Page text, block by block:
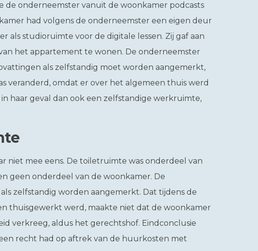
de onderneemster vanuit de woonkamer podcasts
had volgens de onderneemster een eigen deur
als studioruimte voor de digitale lessen. Zij gaf aan
het appartement te wonen. De onderneemster
als zelfstandig moet worden aangemerkt,
veranderd, omdat er over het algemeen thuis werd
haar geval dan ook een zelfstandige werkruimte,
niet mee eens. De toiletruimte was onderdeel van
geen onderdeel van de woonkamer. De
zelfstandig worden aangemerkt. Dat tijdens de
thuisgewerkt werd, maakte niet dat de woonkamer
verkreeg, aldus het gerechtshof. Eindconclusie
recht had op aftrek van de huurkosten met